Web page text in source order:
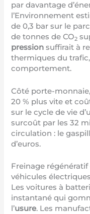
par davantage
l’Environnement
de 0,3 bar sur le
de tonnes de CO2
pression suffirait à
thermiques du
comportement.
Côté porte-
20 % plus vite et
sur le cycle de vie
surcoût par les 32
circulation : le
d’euros.
Freinage
véhicules électriques
Les voitures à
instantané qui
l’usure. Les